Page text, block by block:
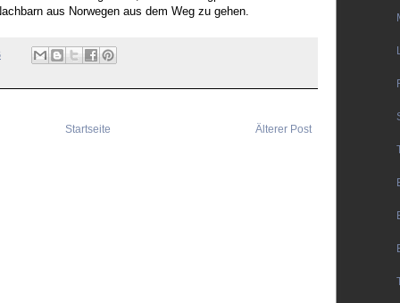
aus Norwegen aus dem Weg zu gehen.
Älterer Post
Startseite